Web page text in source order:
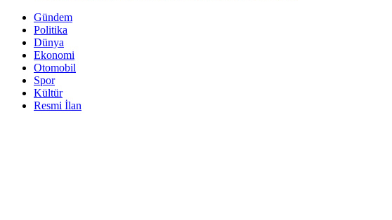
Gündem
Politika
Dünya
Ekonomi
Otomobil
Spor
Kültür
Resmi İlan